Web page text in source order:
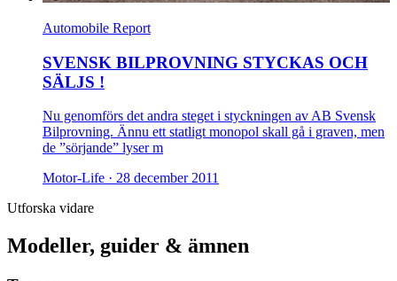
Automobile Report
SVENSK BILPROVNING STYCKAS OCH
SÄLJS !
Nu genomförs det andra steget i styckningen av AB Svensk
Bilprovning. Ännu ett statligt monopol skall gå i graven, men
de ”sörjande” lyser m
Motor-Life · 28 december 2011
Utforska vidare
Modeller, guider & ämnen